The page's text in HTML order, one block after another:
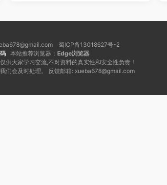
蜀ICP备13018627号-2
本站推荐浏览器： Edge浏览器
供大家学习交流,不对资料的真实性和安全性负责！
们会及时处理。 反馈邮箱: xueba678@gmail.com